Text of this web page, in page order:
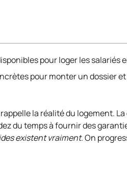
pour loger les salariés
pour monter un dossier
la réalité du logement.
du temps à fournir des
existent vraiment. On